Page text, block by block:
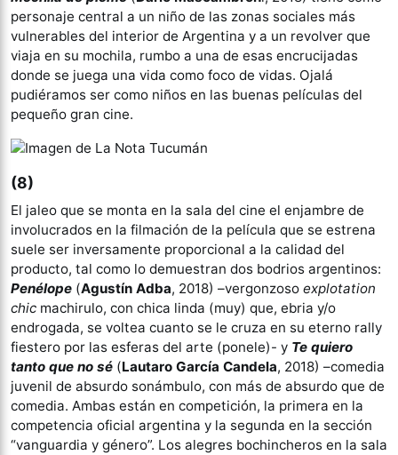
personaje central a un niño de las zonas sociales más
vulnerables del interior de Argentina y a un revolver que
viaja en su mochila, rumbo a una de esas encrucijadas
donde se juega una vida como foco de vidas. Ojalá
pudiéramos ser como niños en las buenas películas del
pequeño gran cine.
(8)
El jaleo que se monta en la sala del cine el enjambre de
involucrados en la filmación de la película que se estrena
suele ser inversamente proporcional a la calidad del
producto, tal como lo demuestran dos bodrios argentinos:
Penélope (Agustín Adba, 2018) –vergonzoso explotation
chic machirulo, con chica linda (muy) que, ebria y/o
endrogada, se voltea cuanto se le cruza en su eterno rally
fiestero por las esferas del arte (ponele)- y Te quiero
tanto que no sé (Lautaro García Candela, 2018) –comedia
juvenil de absurdo sonámbulo, con más de absurdo que de
comedia. Ambas están en competición, la primera en la
competencia oficial argentina y la segunda en la sección
“vanguardia y género”. Los alegres bochincheros en la sala